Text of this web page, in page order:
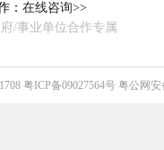
： 在线咨询>>
/事业单位合作专属
粤ICP备09027564号 粤公网安